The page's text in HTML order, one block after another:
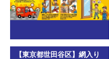
【東京都世田谷区】網入り